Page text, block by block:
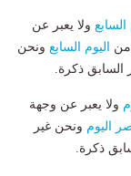
السابع ولا يعبر عن
من اليوم السابع ونحن
السابق ذكرة.
ولا يعبر عن وجهة
اليوم ونحن غير
ذكرة.